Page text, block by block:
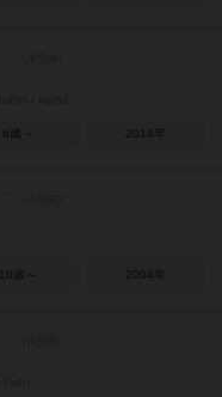
6歳～ 2014年
10歳～ 2004年